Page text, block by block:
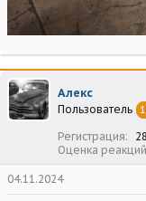
Алекс
Пользователь
Регистрация
Оценка реакций
04.11.2024